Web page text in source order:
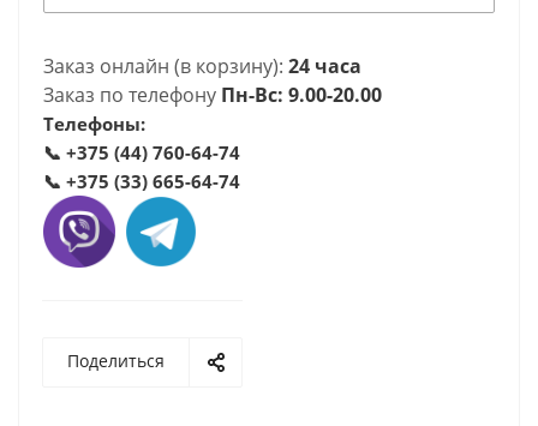
Заказ онлайн (в корзину): 24 часа
Заказ по телефону Пн-Вс: 9.00-20.00
Телефоны:
📞 +375 (44) 760-64-74
📞 +375 (33) 665-64-74
Поделиться